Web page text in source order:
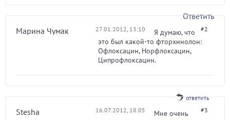
Ответить
Марина Чумак
27.01.2012, 13:10 #2
Я думаю, что
это был какой-то фторхинолон:
Офлоксацин, Норфлоксацин,
Ципрофлоксацин.
ответить
Stesha 16.07.2012, 18:05 #3
Мне очень